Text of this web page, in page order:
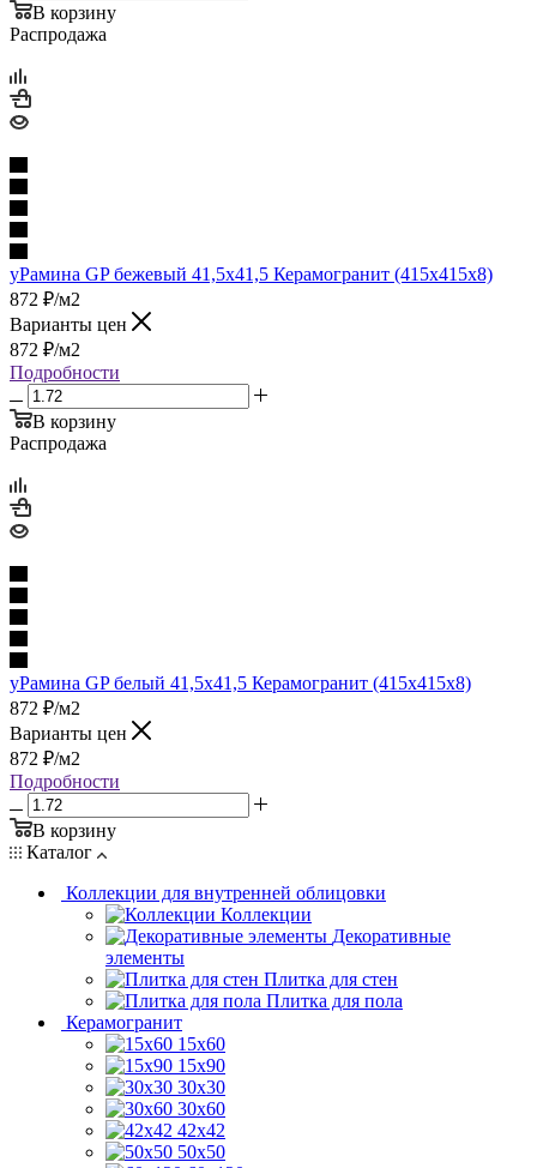
В корзину
Распродажа
уРамина GP бежевый 41,5х41,5 Керамогранит (415x415x8)
872 ₽/м2
Варианты цен
872 ₽/м2
Подробности
В корзину
Распродажа
уРамина GP белый 41,5х41,5 Керамогранит (415x415x8)
872 ₽/м2
Варианты цен
872 ₽/м2
Подробности
В корзину
Каталог
Коллекции для внутренней облицовки
Коллекции
Декоративные
элементы
Плитка для стен
Плитка для пола
Керамогранит
15х60
15x90
30х30
30х60
42х42
50х50